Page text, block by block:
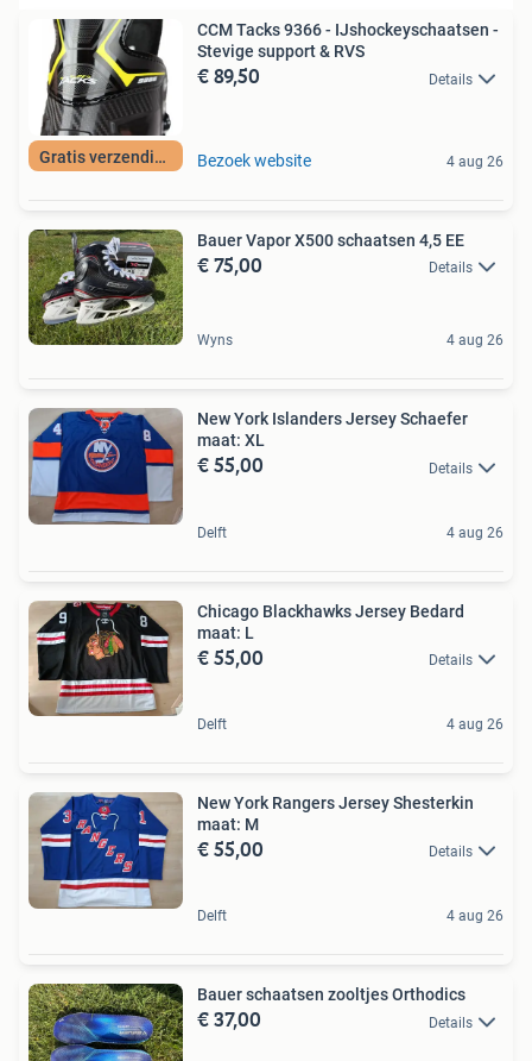
Gratis verzending
CCM Tacks 9366 - IJshockeyschaatsen -
Stevige support & RVS
€ 89,50 Details
Bezoek website 4 aug 26
Bauer Vapor X500 schaatsen 4,5 EE
€ 75,00 Details
Wyns 4 aug 26
New York Islanders Jersey Schaefer
maat: XL
€ 55,00 Details
Delft 4 aug 26
Chicago Blackhawks Jersey Bedard
maat: L
€ 55,00 Details
Delft 4 aug 26
New York Rangers Jersey Shesterkin
maat: M
€ 55,00 Details
Delft 4 aug 26
Bauer schaatsen zooltjes Orthodics
€ 37,00 Details